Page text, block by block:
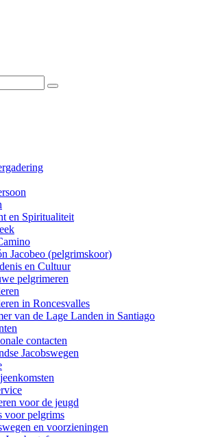
en Spiritualiteit
Jacobeo (pelgrimskoor)
en Cultuur
pelgrimeren
in Roncesvalles
van de Lage Landen in Santiago
contacten
Jacobswegen
voor de jeugd
voor pelgrims
en voorzieningen